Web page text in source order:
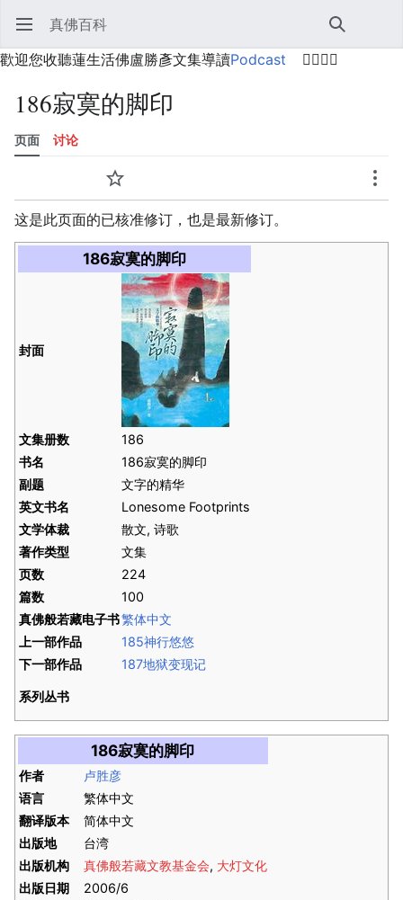
打开主菜单 真佛百科 搜索
歡迎您收聽蓮生活佛盧勝彥文集導讀Podcast 🙋‍♂️🙋‍♀️
186寂寞的脚印
页面 讨论
监视
这是此页面的已核准修订，也是最新修订。
186寂寞的脚印
封面
文集册数
186
书名
186寂寞的脚印
副题
文字的精华
英文书名
Lonesome Footprints
文学体裁
散文, 诗歌
著作类型
文集
页数
224
篇数
100
真佛般若藏电子书繁体中文
上一部作品
185神行悠悠
下一部作品
187地狱变现记
系列丛书
186寂寞的脚印
作者
卢胜彦
语言
繁体中文
翻译版本
简体中文
出版地
台湾
出版机构
真佛般若藏文教基金会, 大灯文化
出版日期
2006/6